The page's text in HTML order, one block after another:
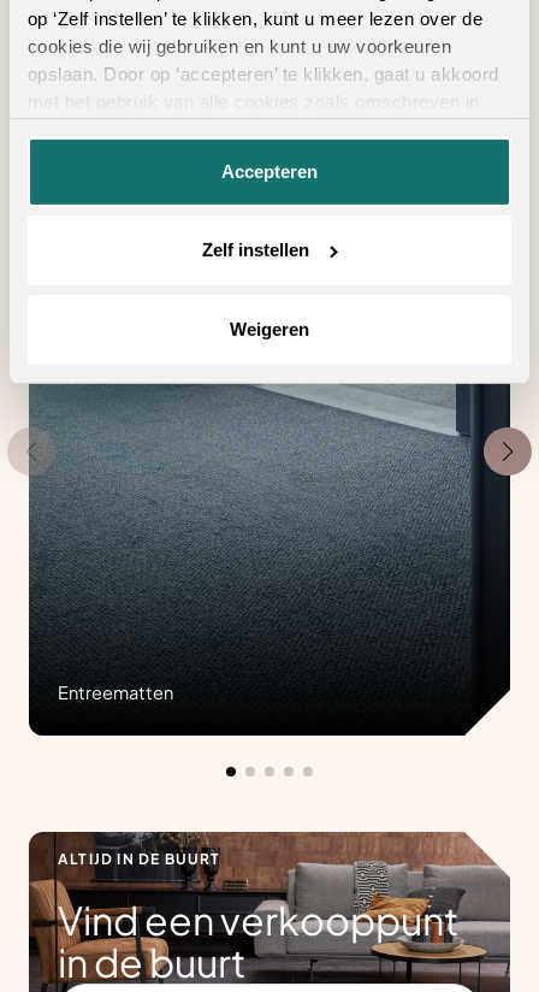
op ‘Zelf instellen’ te klikken, kunt u meer lezen over de
cookies die wij gebruiken en kunt u uw voorkeuren
opslaan. Door op ‘accepteren’ te klikken, gaat u akkoord
met het gebruik van alle cookies zoals omschreven in
Accepteren
Zelf instellen
Weigeren
Geschikte
vloertoebehoren
Entreematten
ALTIJD IN DE BUURT
Vind een verkooppunt
in de buurt